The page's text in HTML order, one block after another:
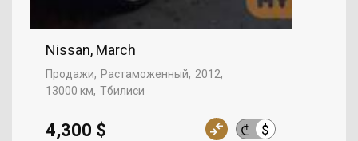
Nissan, March
Продажи Растаможенный
2012
13000 км Тбилиси
₾ $
4,300 $